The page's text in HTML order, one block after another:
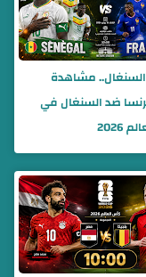
مشاهدة
ضد السنغال في